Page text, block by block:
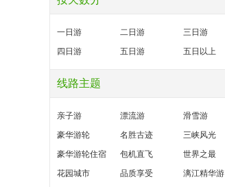
一日游 二日游
三日游
四日游
五日游 五日以上
线路主题
亲子游 漂流游
滑雪游
豪华游轮
名胜古迹
三峡风光
豪华游轮住宿
包机直飞
世界之最
花园城市
品质享受
漓江精华游